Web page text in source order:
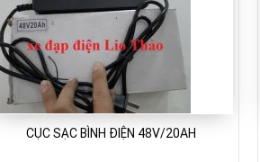
CỤC SẠC BÌNH ĐIỆN 48V/20AH